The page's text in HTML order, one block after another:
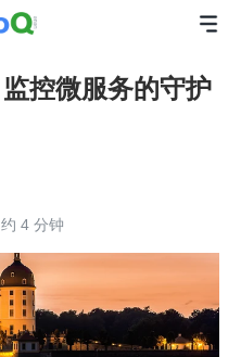
控微服务的守护
4 分钟